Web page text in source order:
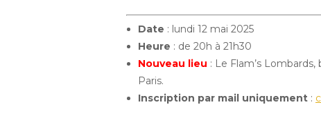
Date : lundi 12 mai 2025
Heure : de 20h à 21h30
Nouveau lieu : Le Flam’s
Paris.
Inscription par mail uniquement :